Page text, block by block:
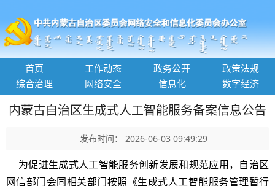
首页 工作动态 政务公开
政策法规
综合治理
网络安全 信息化 数字经济
内蒙古自治区生成式人工智能服务备案信息公告
发布时间： 2026-06-03 09:49:29
为促进生成式人工智能服务创新发展和规范应用，自治区
网信部门会同相关部门按照《生成式人工智能服务管理暂行